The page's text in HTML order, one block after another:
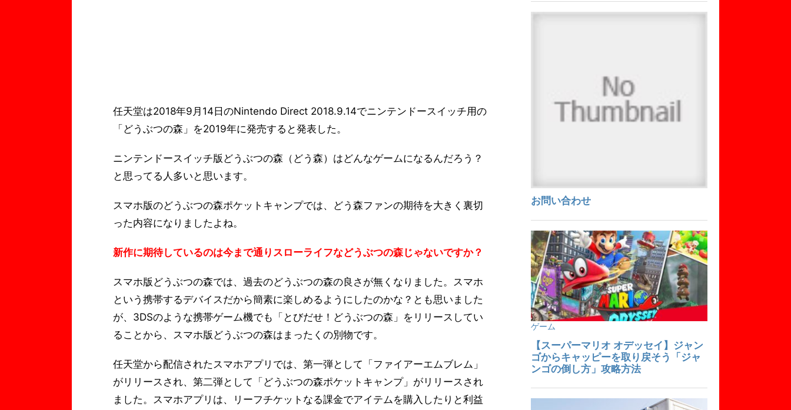
任天堂は2018年9月14日のNintendo Direct 2018.9.14でニンテンドースイッチ用の
「どうぶつの森」を2019年に発売すると発表した。
ニンテンドースイッチ版どうぶつの森（どう森）はどんなゲームになるんだろう？
と思ってる人多いと思います。
スマホ版のどうぶつの森ポケットキャンプでは、どう森ファンの期待を大きく裏切
った内容になりましたよね。
新作に期待しているのは今まで通りスローライフなどうぶつの森じゃないですか？
スマホ版どうぶつの森では、過去のどうぶつの森の良さが無くなりました。スマホ
という携帯するデバイスだから簡素に楽しめるようにしたのかな？とも思いました
が、3DSのような携帯ゲーム機でも「とびだせ！どうぶつの森」をリリースしてい
ることから、スマホ版どうぶつの森はまったくの別物です。
任天堂から配信されたスマホアプリでは、第一弾として「ファイアーエムブレム」
がリリースされ、第二弾として「どうぶつの森ポケットキャンプ」がリリースされ
ました。スマホアプリは、リーフチケットなる課金でアイテムを購入したりと利益